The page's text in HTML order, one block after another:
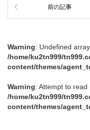
前の記事
Warning: Undefined
/home/ku2tn999/
content/themes/
Warning: Attempt to
/home/ku2tn999/
content/themes/